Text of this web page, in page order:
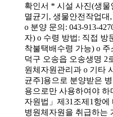
확인서 * 시설 사진(생물
멸균기, 생물안전작업대
o 분양 문의: 043-913-
자) o 수령 방법: 직접 방
착불택배수령 가능) o 주
덕구 오송읍 오송생명 2
원체자원관리과 o 기타
균주]용으로 분양받은
용으로만 사용하여야 하
자원법」제31조제1항
병원체자원을 취급하는